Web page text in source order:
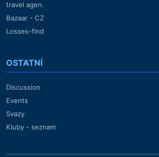
travel agen.
Bazaar - CZ
Losses-find
OSTATNÍ
Discussion
Events
Svazy
Kluby - seznam